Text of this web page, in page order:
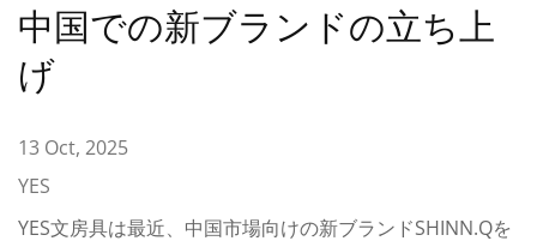
中国での新ブランドの立ち上
げ
13 Oct, 2025
YES
YES文房具は最近、中国市場向けの新ブランドSHINN.Qを